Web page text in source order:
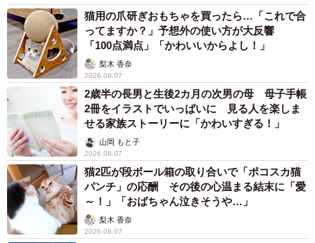
猫用の爪研ぎおもちゃを買ったら…「これで合
ってますか？」予想外の使い方が大反響
「100点満点」「かわいいからよし！」
梨木 香奈
2026.08.07
2歳半の長男と生後2カ月の次男の母 母子手帳
2冊をイラストでいっぱいに 見る人を楽しま
せる家族ストーリーに「かわいすぎる！」
山岡 もと子
2026.08.07
猫2匹が段ボール箱の取り合いで「ポコスカ猫
パンチ」の応酬 その後の心温まる結末に「愛
～！」「おばちゃん泣きそうや…」
梨木 香奈
2026.08.07